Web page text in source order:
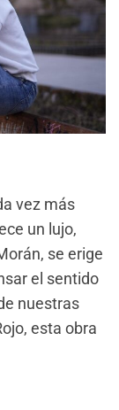
vez más
un lujo,
se erige
el sentido
nuestras
esta obra